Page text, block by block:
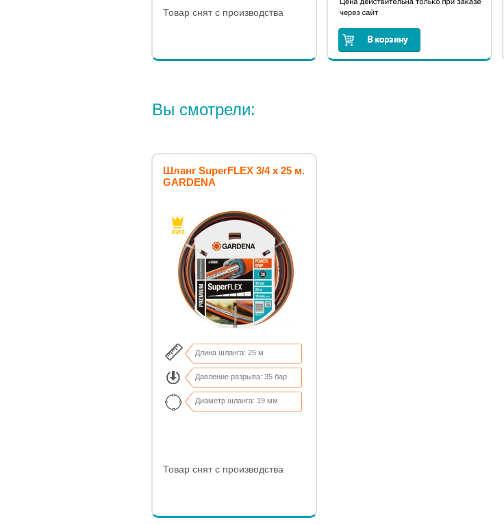
Товар снят с производства
Вы смотрели:
Шланг SuperFLEX 3/4 х 25 м.
GARDENA
Длина шланга: 25 м
Давление разрыва: 35 бар
Диаметр шланга: 19 мм
Товар снят с производства